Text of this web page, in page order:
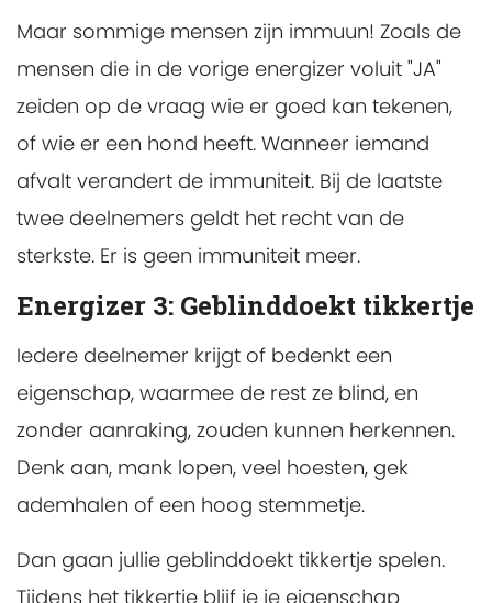
Maar sommige mensen zijn immuun! Zoals de
mensen die in de vorige energizer voluit "JA"
zeiden op de vraag wie er goed kan tekenen,
of wie er een hond heeft. Wanneer iemand
afvalt verandert de immuniteit. Bij de laatste
twee deelnemers geldt het recht van de
sterkste. Er is geen immuniteit meer.
Energizer 3: Geblinddoekt tikkertje
Iedere deelnemer krijgt of bedenkt een
eigenschap, waarmee de rest ze blind, en
zonder aanraking, zouden kunnen herkennen.
Denk aan, mank lopen, veel hoesten, gek
ademhalen of een hoog stemmetje.
Dan gaan jullie geblinddoekt tikkertje spelen.
Tijdens het tikkertje blijf je je eigenschap